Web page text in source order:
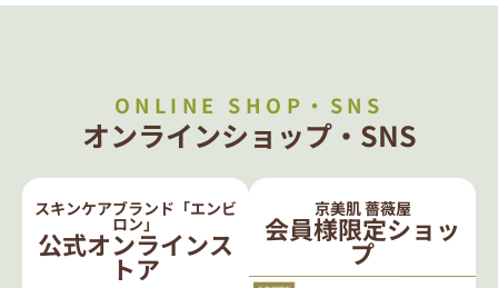
ONLINE SHOP・SNS
オンラインショップ・SNS
スキンケアブランド「エンビ
ロン」
公式オンラインス
トア
京美肌 薔薇屋
会員様限定ショッ
プ